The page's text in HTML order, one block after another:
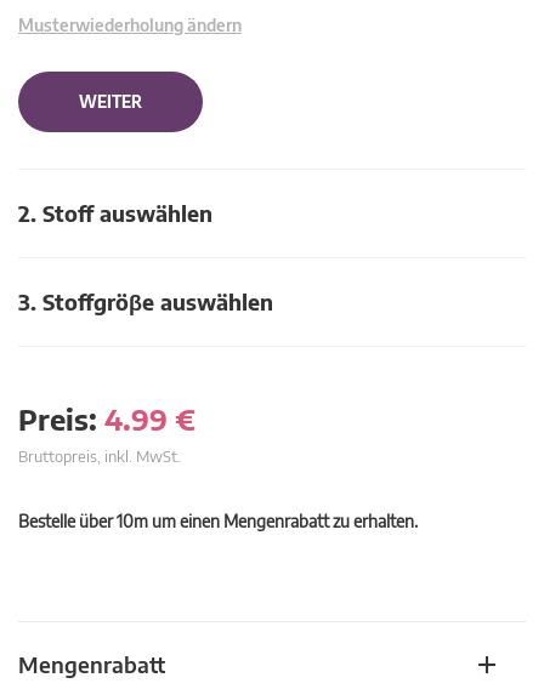
Musterwiederholung ändern
WEITER
2. Stoff auswählen
3. Stoffgröβe auswählen
Preis: 4.99 €
Bruttopreis, inkl. MwSt.
Bestelle über 10m um einen Mengenrabatt zu erhalten.
Mengenrabatt